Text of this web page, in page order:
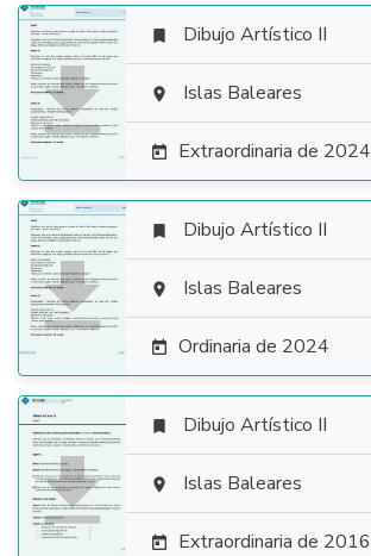

 Dibujo Artístico II
 Islas Baleares
 Extraordinaria de 2024

 Dibujo Artístico II
 Islas Baleares
 Ordinaria de 2024

 Dibujo Artístico II
 Islas Baleares
 Extraordinaria de 2016